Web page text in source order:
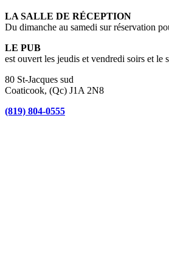
LA SALLE DE RÉCEPTION
Du dimanche au samedi sur réservation
LE PUB
est ouvert les jeudis et vendredi soirs et le
80 St-Jacques sud
Coaticook, (Qc) J1A 2N8
(819) 804-0555